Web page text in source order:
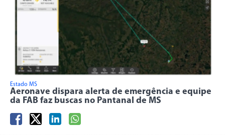
Estado MS
Aeronave dispara alerta de emergência e equipe
da FAB faz buscas no Pantanal de MS